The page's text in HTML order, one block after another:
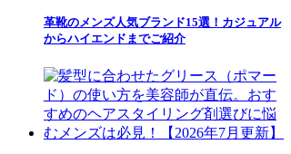
革靴のメンズ人気ブランド15選！カジュアル
からハイエンドまでご紹介